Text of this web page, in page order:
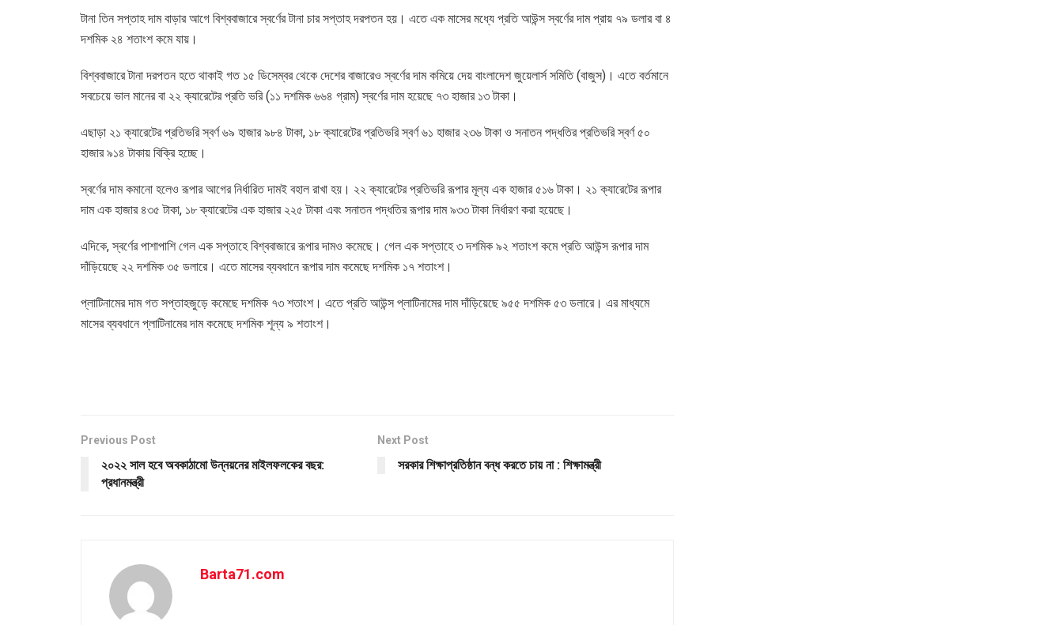
টানা তিন সপ্তাহ দাম বাড়ার আগে বিশ্ববাজারে স্বর্ণের টানা চার সপ্তাহ দরপতন হয়। এতে এক মাসের মধ্যে প্রতি আউন্স স্বর্ণের দাম প্রায় ৭৯ ডলার বা ৪
দশমিক ২৪ শতাংশ কমে যায়।
বিশ্ববাজারে টানা দরপতন হতে থাকাই গত ১৫ ডিসেম্বর থেকে দেশের বাজারেও স্বর্ণের দাম কমিয়ে দেয় বাংলাদেশ জুয়েলার্স সমিতি (বাজুস)। এতে বর্তমানে
সবচেয়ে ভাল মানের বা ২২ ক্যারেটের প্রতি ভরি (১১ দশমিক ৬৬৪ গ্রাম) স্বর্ণের দাম হয়েছে ৭৩ হাজার ১৩ টাকা।
এছাড়া ২১ ক্যারেটের প্রতিভরি স্বর্ণ ৬৯ হাজার ৯৮৪ টাকা, ১৮ ক্যারেটের প্রতিভরি স্বর্ণ ৬১ হাজার ২৩৬ টাকা ও সনাতন পদ্ধতির প্রতিভরি স্বর্ণ ৫০
হাজার ৯১৪ টাকায় বিক্রি হচ্ছে।
স্বর্ণের দাম কমানো হলেও রূপার আগের নির্ধারিত দামই বহাল রাখা হয়। ২২ ক্যারেটের প্রতিভরি রূপার মূল্য এক হাজার ৫১৬ টাকা। ২১ ক্যারেটের রূপার
দাম এক হাজার ৪৩৫ টাকা, ১৮ ক্যারেটের এক হাজার ২২৫ টাকা এবং সনাতন পদ্ধতির রূপার দাম ৯৩৩ টাকা নির্ধারণ করা হয়েছে।
এদিকে, স্বর্ণের পাশাপাশি গেল এক সপ্তাহে বিশ্ববাজারে রূপার দামও কমেছে। গেল এক সপ্তাহে ৩ দশমিক ৯২ শতাংশ কমে প্রতি আউন্স রূপার দাম
দাঁড়িয়েছে ২২ দশমিক ৩৫ ডলারে। এতে মাসের ব্যবধানে রূপার দাম কমেছে দশমিক ১৭ শতাংশ।
প্লাটিনামের দাম গত সপ্তাহজুড়ে কমেছে দশমিক ৭৩ শতাংশ। এতে প্রতি আউন্স প্লাটিনামের দাম দাঁড়িয়েছে ৯৫৫ দশমিক ৫৩ ডলারে। এর মাধ্যমে
মাসের ব্যবধানে প্লাটিনামের দাম কমেছে দশমিক শূন্য ৯ শতাংশ।
Previous Post
২০২২ সাল হবে অবকাঠামো উন্নয়নের মাইলফলকের বছর:
প্রধানমন্ত্রী
Next Post
সরকার শিক্ষাপ্রতিষ্ঠান বন্ধ করতে চায় না : শিক্ষামন্ত্রী
Barta71.com